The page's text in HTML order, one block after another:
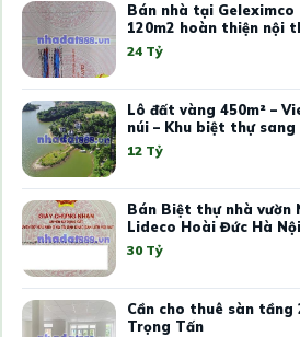
Bán nhà tại
120m2 hoàn thiện nội
24 Tỷ
Lô đất vàng 450m² –
núi – Khu biệt thự
12 Tỷ
Bán Biệt thự nhà vườn
Lideco Hoài Đức Hà Nội
30 Tỷ
Cần cho thuê sàn tầng
Trọng Tấn